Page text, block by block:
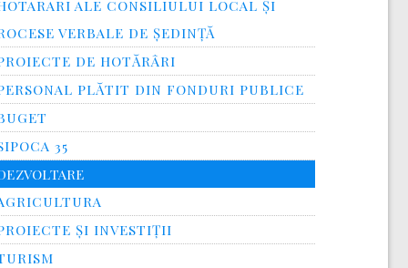
ALE CONSILIULUI LOCAL ȘI
VERBALE DE ȘEDINȚĂ
DE HOTĂRÂRI
PLĂTIT DIN FONDURI PUBLICE
35
ȘI INVESTIȚII